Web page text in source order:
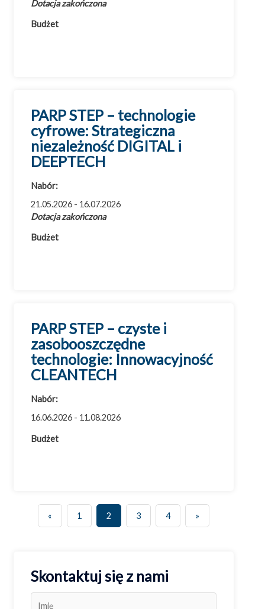
Dotacja zakończona
Budżet
PARP STEP – technologie
cyfrowe: Strategiczna
niezależność DIGITAL i
DEEPTECH
Nabór:
21.05.2026 - 16.07.2026
Dotacja zakończona
Budżet
PARP STEP – czyste i
zasobooszczędne
technologie: Innowacyjność
CLEANTECH
Nabór:
16.06.2026 - 11.08.2026
Budżet
« 1 2 3 4 »
Skontaktuj się z nami